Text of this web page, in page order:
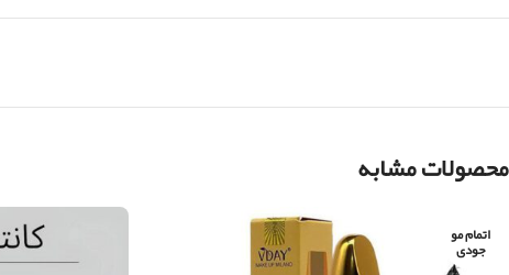
محصولات مشابه
اتمام مو
جودی